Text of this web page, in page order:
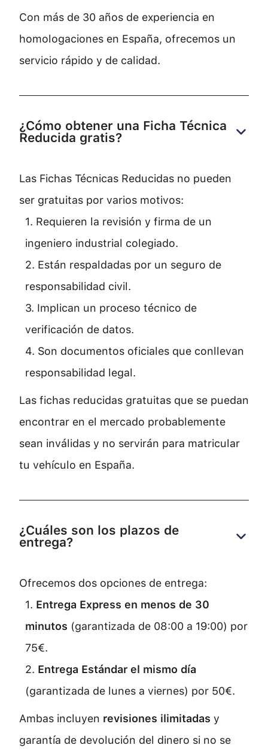
Con más de 30 años de experiencia en
homologaciones en España, ofrecemos un
servicio rápido y de calidad.
¿Cómo obtener una Ficha Técnica
Reducida gratis?
Las Fichas Técnicas Reducidas no pueden
ser gratuitas por varios motivos:
1. Requieren la revisión y firma de un
ingeniero industrial colegiado.
2. Están respaldadas por un seguro de
responsabilidad civil.
3. Implican un proceso técnico de
verificación de datos.
4. Son documentos oficiales que conllevan
responsabilidad legal.
Las fichas reducidas gratuitas que se puedan
encontrar en el mercado probablemente
sean inválidas y no servirán para matricular
tu vehículo en España.
¿Cuáles son los plazos de
entrega?
Ofrecemos dos opciones de entrega:
1. Entrega Express en menos de 30
minutos (garantizada de 08:00 a 19:00) por
75€.
2. Entrega Estándar el mismo día
(garantizada de lunes a viernes) por 50€.
Ambas incluyen revisiones ilimitadas y
garantía de devolución del dinero si no se